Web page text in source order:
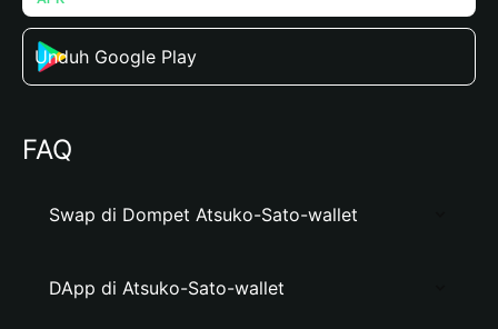
Unduh Google Play
FAQ
Swap di Dompet Atsuko-Sato-wallet
DApp di Atsuko-Sato-wallet